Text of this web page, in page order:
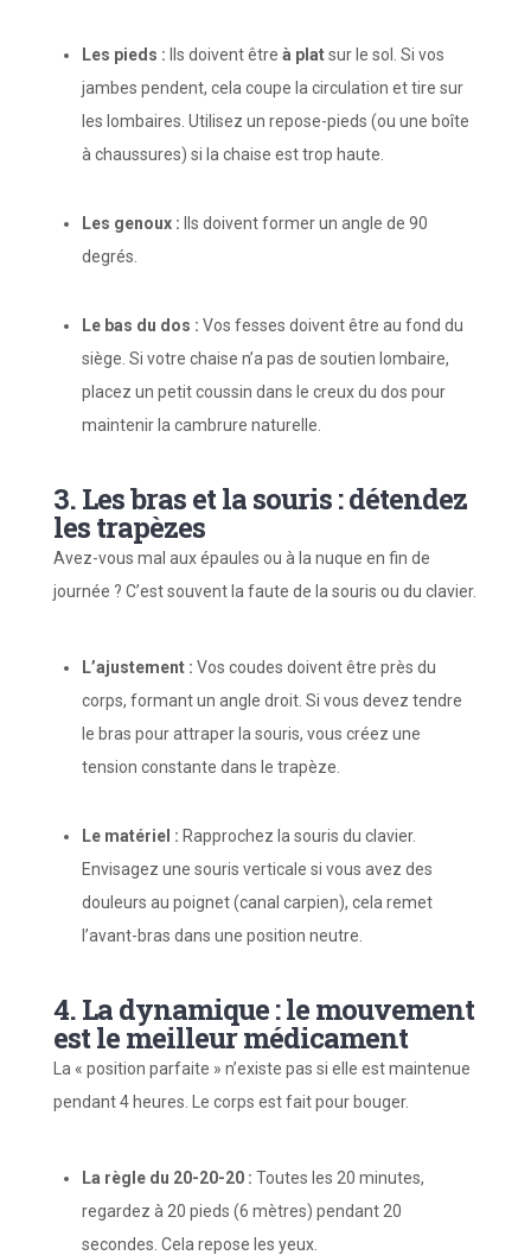
Les pieds : Ils doivent être à platsur le sol. Si vos
jambes pendent, cela coupe la circulation et tire sur
les lombaires. Utilisez un repose-pieds (ou une boîte
à chaussures) si la chaise est trop haute.
Les genoux : Ils doivent former un angle de 90
degrés.
Le bas du dos : Vos fesses doivent être au fond du
siège. Si votre chaise n’a pas de soutien lombaire,
placez un petit coussin dans le creux du dos pour
maintenir la cambrure naturelle.
3. Les bras et la souris : détendez
les trapèzes
Avez-vous mal aux épaules ou à la nuque en fin de
journée ? C’est souvent la faute de la souris ou du clavier.
L’ajustement : Vos coudes doivent être près du
corps, formant un angle droit. Si vous devez tendre
le bras pour attraper la souris, vous créez une
tension constante dans le trapèze.
Le matériel : Rapprochez la souris du clavier.
Envisagez une souris verticale si vous avez des
douleurs au poignet (canal carpien), cela remet
l’avant-bras dans une position neutre.
4. La dynamique : le mouvement
est le meilleur médicament
La « position parfaite » n’existe pas si elle est maintenue
pendant 4 heures. Le corps est fait pour bouger.
La règle du 20-20-20 : Toutes les 20 minutes,
regardez à 20 pieds (6 mètres) pendant 20
secondes. Cela repose les yeux.